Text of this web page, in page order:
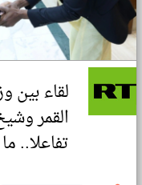
لقاء بين
القمر
تفاعلا..